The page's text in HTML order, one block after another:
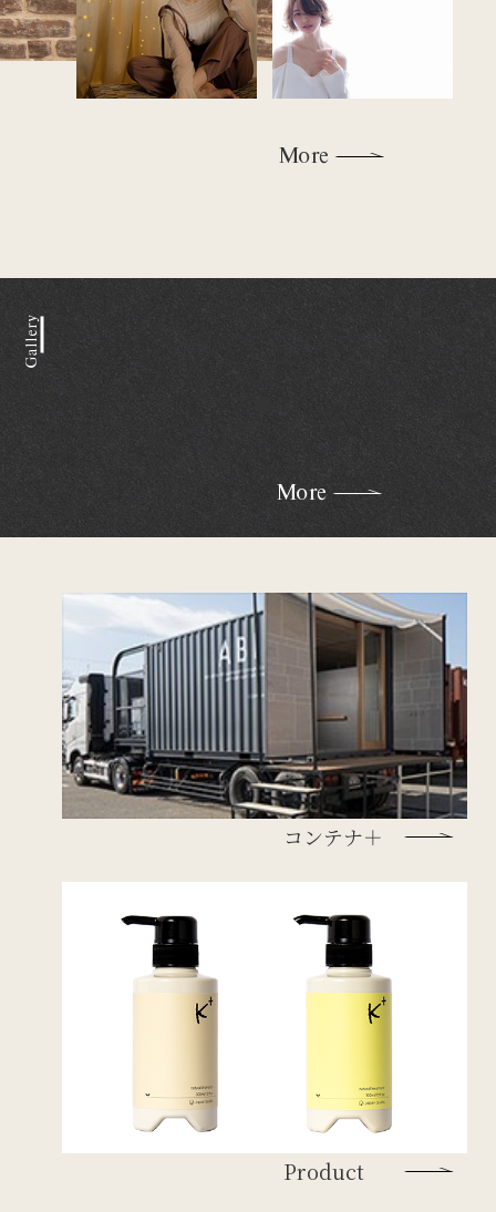
More
Gallery
More
コンテナ＋
Product